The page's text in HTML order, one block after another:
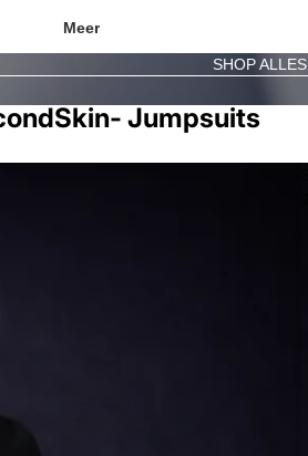
Meer
SHOP ALLES
Jumpsuits